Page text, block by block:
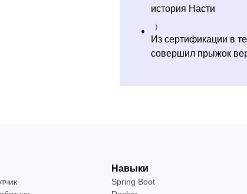
история Насти
Из сертификации в
совершил прыжок
Навыки
Spring Boot